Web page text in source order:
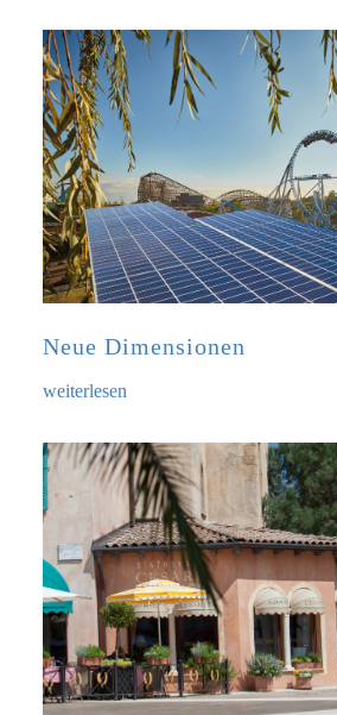
Neue Dimensionen
weiterlesen